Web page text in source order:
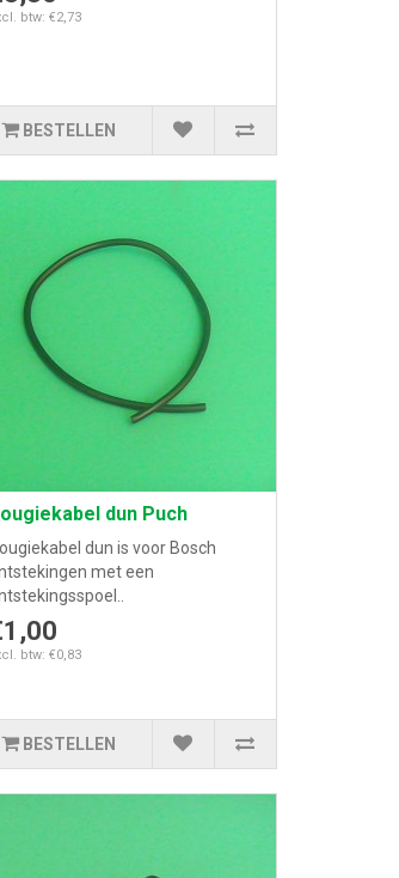
btw: €2,73
BESTELLEN
dun Puch
dun is voor Bosch
met een
btw: €0,83
BESTELLEN